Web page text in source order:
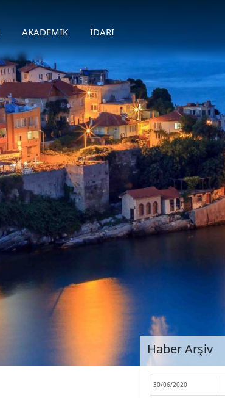
AKADEMİK İDARİ
Haber Arşiv
30/06/2020